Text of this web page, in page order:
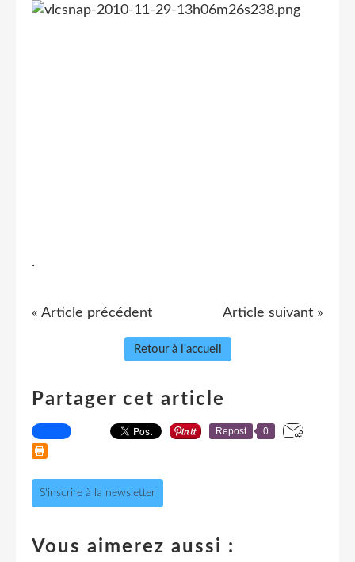
.
« Article précédent Article suivant »
Retour à l'accueil
Partager cet article
Repost 0
S'inscrire à la newsletter
Vous aimerez aussi :